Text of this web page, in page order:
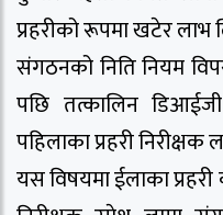
प्रहरीको रूपमा खटेर लाभ
संगठनको निति नियम
पछि तत्कालिन
पहिलाका प्रहरी निरीक्षक
यस विषयमा ईलाका प्रहरी